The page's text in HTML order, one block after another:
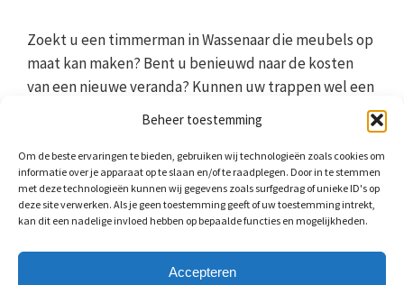
Beheer toestemming
Om de beste ervaringen te bieden, gebruiken wij technologieën zoals cookies om
informatie over je apparaat op te slaan en/of te raadplegen. Door in te stemmen
met deze technologieën kunnen wij gegevens zoals surfgedrag of unieke ID's op
deze site verwerken. Als je geen toestemming geeft of uw toestemming intrekt,
kan dit een nadelige invloed hebben op bepaalde functies en mogelijkheden.
Accepteren
Zoekt u een timmerman in Wassenaar die meubels op
maat kan maken? Bent u benieuwd naar de kosten
van een nieuwe veranda? Kunnen uw trappen wel een
renovatie gebruiken? Nieuwe meubels, een mooie
veranda of trappen renoveren. Wat voor timmerwerk
u wilt laten uitvoeren, de juiste timmerman vindt u
via ons netwerk. Als u onscontactformulierinvult
sturen wij u vrijblijvende offertes toe. Vergelijk deze
zelf met het aanbod van andere specialisten uit de
regio, en kies vervolgens de timmerman uit
Wassenaar die uw renovatie of verbouwing gaat